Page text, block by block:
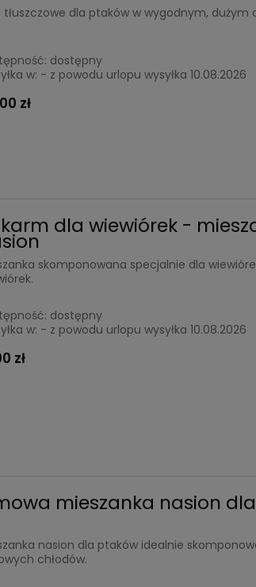
tłuszczowe dla ptaków w wygodnym, dużym
dostępny
w: - z powodu urlopu wysyłka 10.08.2026
zł
dla wiewiórek -
skomponowana specjalnie dla
dostępny
w: - z powodu urlopu wysyłka 10.08.2026
zł
mieszanka nasion
nasion dla ptaków idealnie
chłodów.